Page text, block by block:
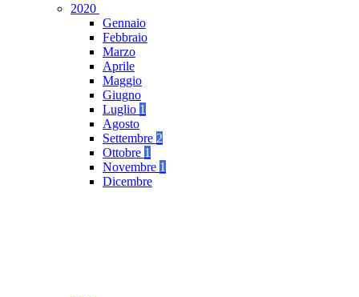
2020
Gennaio
Febbraio
Marzo
Aprile
Maggio
Giugno
Luglio 1
Agosto
Settembre 2
Ottobre 1
Novembre 1
Dicembre